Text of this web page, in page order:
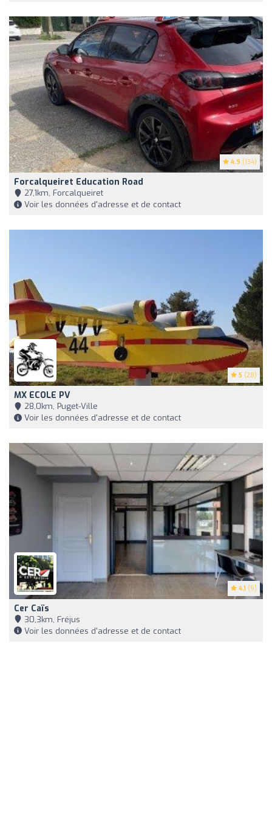
4.9 (134)
Forcalqueiret Education Road
27,1km, Forcalqueiret
Voir les données d'adresse et de contact
5 (28)
MX ECOLE PV
28,0km, Puget-Ville
Voir les données d'adresse et de contact
4.1 (9)
Cer Caïs
30,3km, Fréjus
Voir les données d'adresse et de contact